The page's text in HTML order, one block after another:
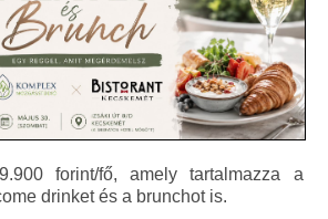
forint/fő, amely tartalmazza a
drinket és a brunchot is.